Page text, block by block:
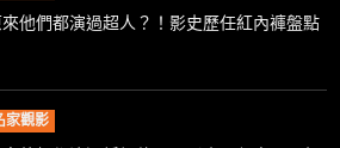
來他們都演過超人？！影史歷任紅內褲盤點
家觀影